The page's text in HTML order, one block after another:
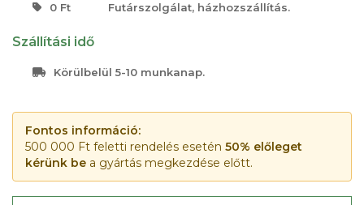
0 Ft Futárszolgálat, házhozszállítás.
Szállítási idő
Körülbelül 5-10 munkanap.
Fontos információ:
500 000 Ft feletti rendelés esetén 50% előleget
kérünk be a gyártás megkezdése előtt.